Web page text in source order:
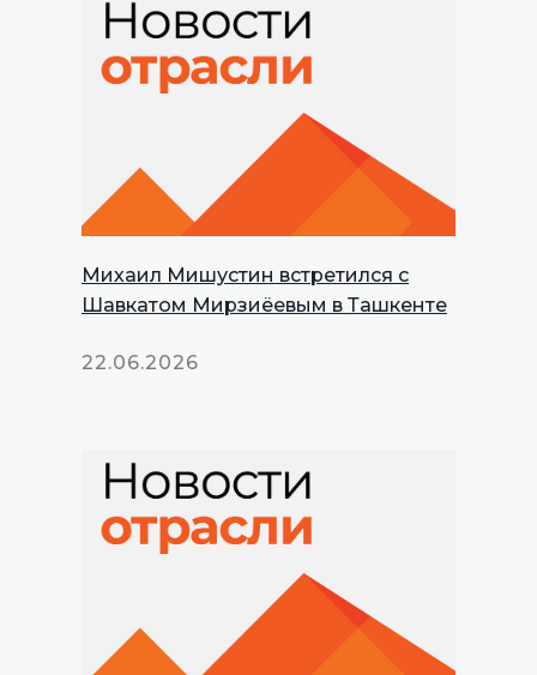
Михаил Мишустин встретился с
Шавкатом Мирзиёевым в Ташкенте
22.06.2026